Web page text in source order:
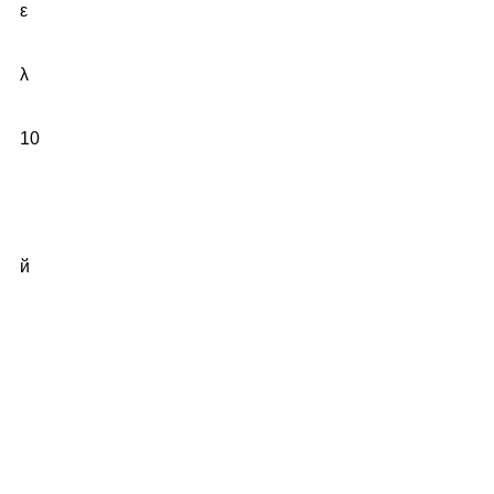
ε
λ
10
й